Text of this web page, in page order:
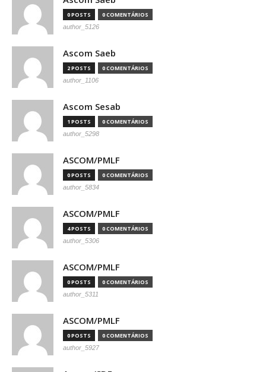
0 POSTS 0 COMENTÁRIOS
author_5126
Ascom Saeb
2 POSTS 0 COMENTÁRIOS
author_1106
Ascom Sesab
1 POSTS 0 COMENTÁRIOS
author_5298
ASCOM/PMLF
0 POSTS 0 COMENTÁRIOS
author_5834
ASCOM/PMLF
4 POSTS 0 COMENTÁRIOS
author_5306
ASCOM/PMLF
0 POSTS 0 COMENTÁRIOS
author_5311
ASCOM/PMLF
0 POSTS 0 COMENTÁRIOS
author_5927